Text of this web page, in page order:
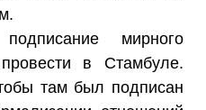
мирного
в Стамбуле.
там был подписан